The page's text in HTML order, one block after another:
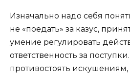
Изначально надо себя
не «поедать» за казус,
умение регулировать
ответственность за
противостоять искушениям,